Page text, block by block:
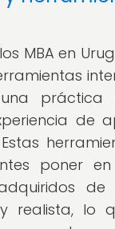
MBA en
práctica
de
poner
realista, lo